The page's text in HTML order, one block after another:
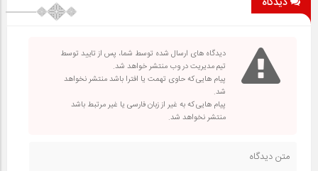
دیدگاه های ارسال شده توسط شما، پس از تایید توسط
تیم مدیریت در وب منتشر خواهد شد.
پیام هایی که حاوی تهمت یا افترا باشد منتشر نخواهد
شد.
پیام هایی که به غیر از زبان فارسی یا غیر مرتبط باشد
منتشر نخواهد شد.